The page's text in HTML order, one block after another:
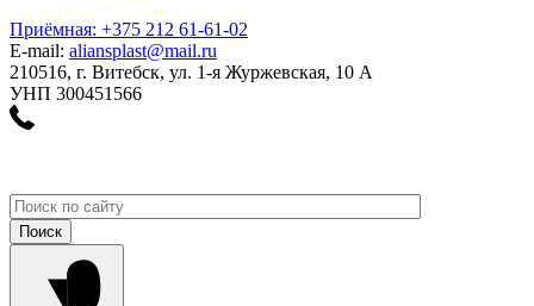
Приёмная: +375 212 61-61-02
E-mail: aliansplast@mail.ru
210516, г. Витебск, ул. 1-я Журжевская, 10 А
УНП 300451566